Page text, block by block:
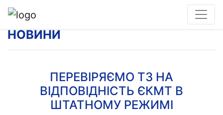
НОВИНИ
ПЕРЕВІРЯЄМО ТЗ НА
ВІДПОВІДНІСТЬ ЄКМТ В
ШТАТНОМУ РЕЖИМІ